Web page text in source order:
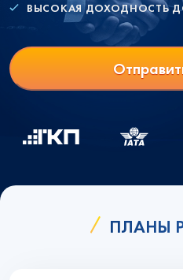
ВЫСОКАЯ ДОХОДНОСТЬ
ПЛАНЫ